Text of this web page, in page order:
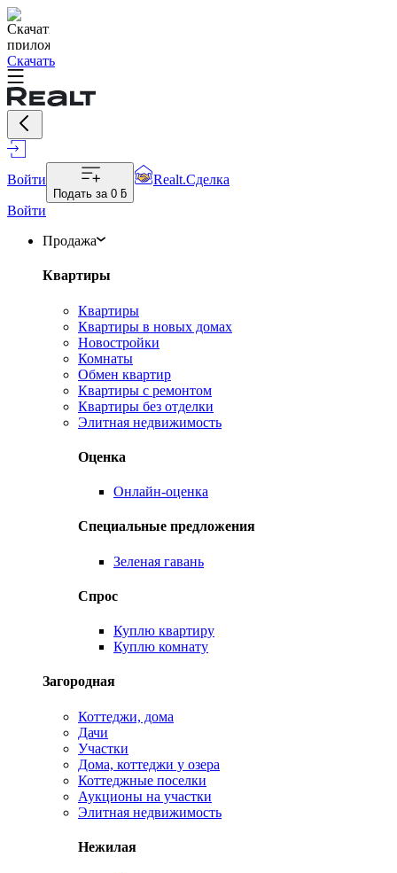
Скачать
Войти
Подать за 0 ƃ
Realt.Сделка
Войти
Продажа
Квартиры
Квартиры
Квартиры в новых домах
Новостройки
Комнаты
Обмен квартир
Квартиры с ремонтом
Квартиры без отделки
Элитная недвижимость
Оценка
Онлайн-оценка
Специальные предложения
Зеленая гавань
Спрос
Куплю квартиру
Куплю комнату
Загородная
Коттеджи, дома
Дачи
Участки
Дома, коттеджи у озера
Коттеджные поселки
Аукционы на участки
Элитная недвижимость
Нежилая